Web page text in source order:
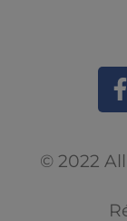
© 2022